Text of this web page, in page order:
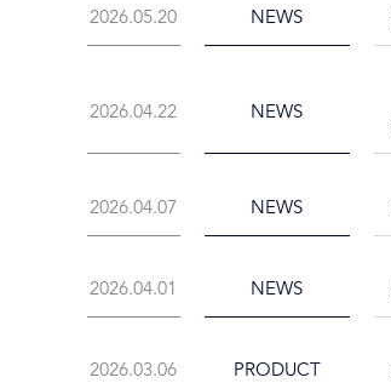
2026.05.20 NEWS
2026.04.22 NEWS
2026.04.07 NEWS
2026.04.01 NEWS
2026.03.06 PRODUCT